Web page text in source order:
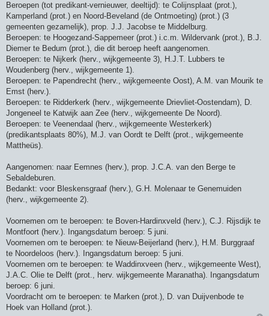
Beroepen (tot predikant-vernieuwer, deeltijd): te Colijnsplaat (prot.),
Kamperland (prot.) en Noord-Beveland (de Ontmoeting) (prot.) (3
gemeenten gezamelijk), prop. J.J. Jacobse te Middelburg.
Beroepen: te Hoogezand-Sappemeer (prot.) i.c.m. Wildervank (prot.), B.J.
Diemer te Bedum (prot.), die dit beroep heeft aangenomen.
Beroepen: te Nijkerk (herv., wijkgemeente 3), H.J.T. Lubbers te
Woudenberg (herv., wijkgemeente 1).
Beroepen: te Papendrecht (herv., wijkgemeente Oost), A.M. van Mourik te
Emst (herv.).
Beroepen: te Ridderkerk (herv., wijkgemeente Drievliet-Oostendam), D.
Jongeneel te Katwijk aan Zee (herv., wijkgemeente De Noord).
Beroepen: te Veenendaal (herv., wijkgemeente Westerkerk)
(predikantsplaats 80%), M.J. van Oordt te Delft (prot., wijkgemeente
Mattheüs).
Aangenomen: naar Eemnes (herv.), prop. J.C.A. van den Berge te
Sebaldeburen.
Bedankt: voor Bleskensgraaf (herv.), G.H. Molenaar te Genemuiden
(herv., wijkgemeente 2).
Voornemen om te beroepen: te Boven-Hardinxveld (herv.), C.J. Rijsdijk te
Montfoort (herv.). Ingangsdatum beroep: 5 juni.
Voornemen om te beroepen: te Nieuw-Beijerland (herv.), H.M. Burggraaf
te Noordeloos (herv.). Ingangsdatum beroep: 5 juni.
Voornemen om te beroepen: te Waddinxveen (herv., wijkgemeente West),
J.A.C. Olie te Delft (prot., herv. wijkgemeente Maranatha). Ingangsdatum
beroep: 6 juni.
Voordracht om te beroepen: te Marken (prot.), D. van Duijvenbode te
Hoek van Holland (prot.).